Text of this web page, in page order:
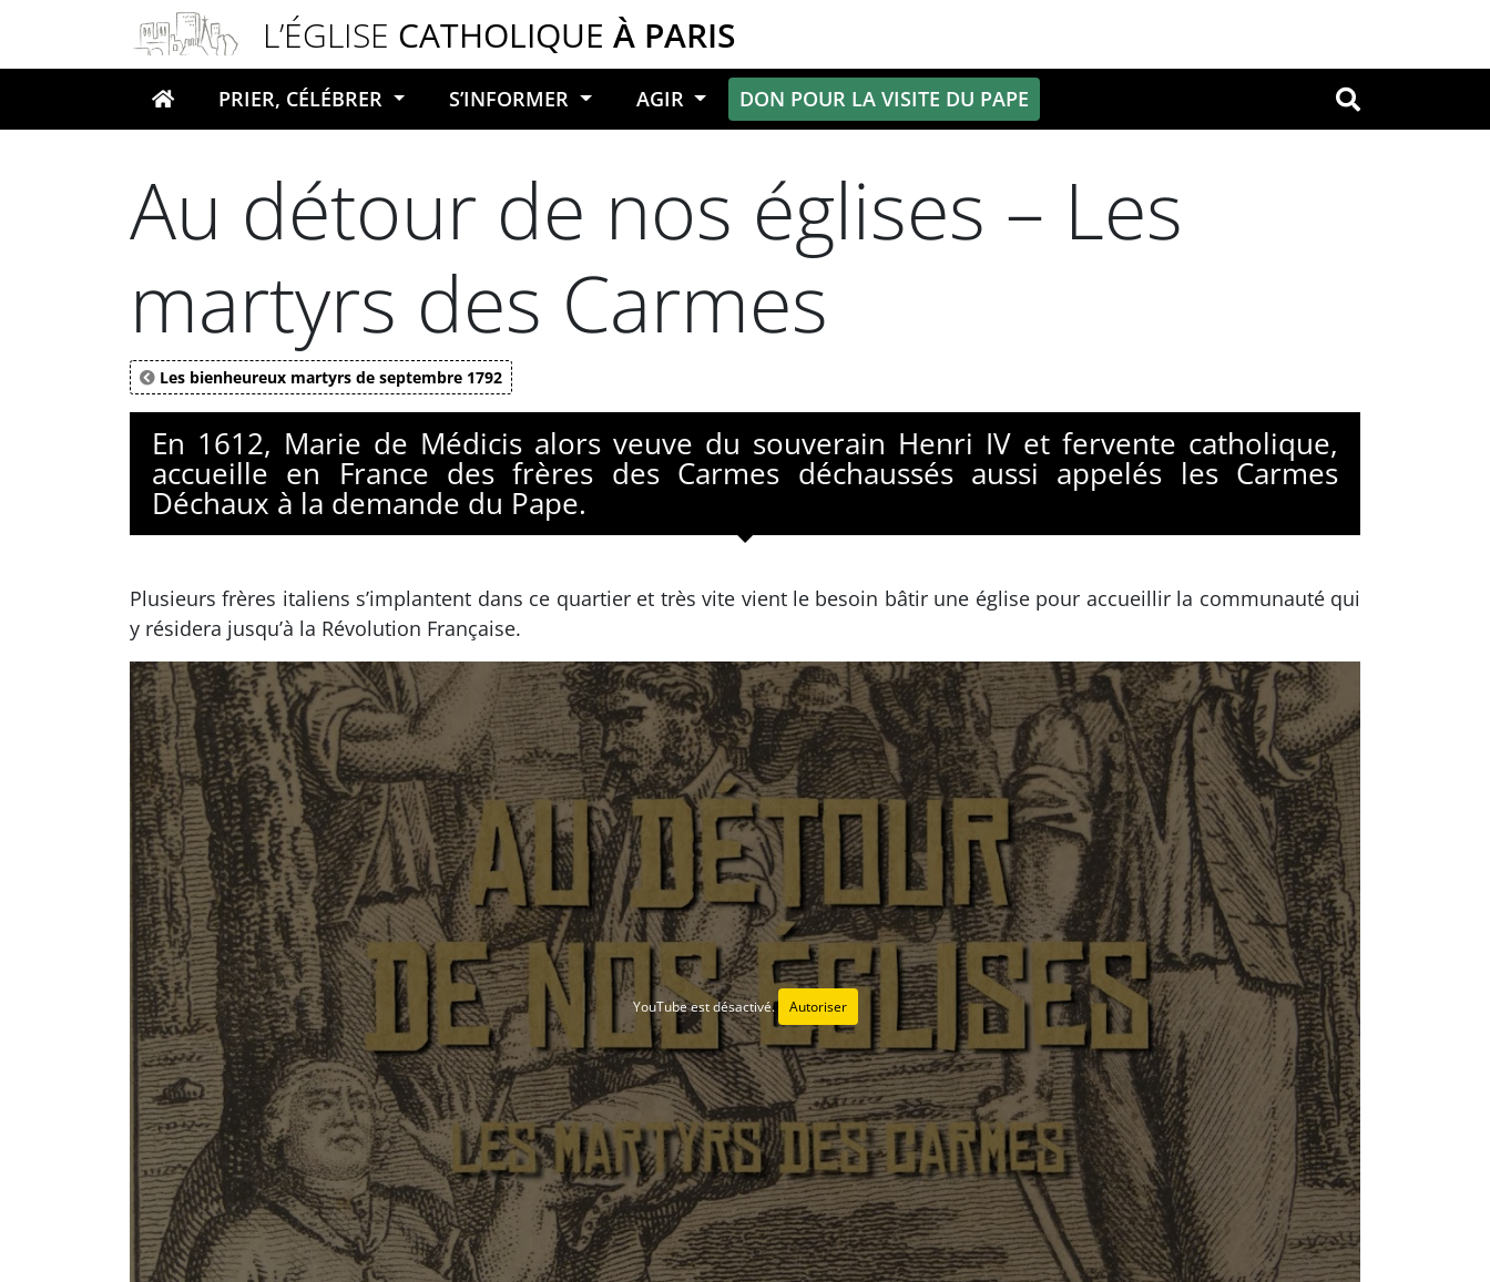
L’ÉGLISE CATHOLIQUE À PARIS
Votre recherche OK
PRIER, CÉLÉBRER S’INFORMER AGIR DON POUR LA VISITE DU PAPE
Au détour de nos églises – Les
martyrs des Carmes
Les bienheureux martyrs de septembre 1792
En 1612, Marie de Médicis alors veuve du souverain Henri IV et fervente catholique,
accueille en France des frères des Carmes déchaussés aussi appelés les Carmes
Déchaux à la demande du Pape.
Plusieurs frères italiens s’implantent dans ce quartier et très vite vient le besoin bâtir une église pour accueillir la communauté qui
y résidera jusqu’à la Révolution Française.
YouTube est désactivé. Autoriser
Panneau de gestion des cookies